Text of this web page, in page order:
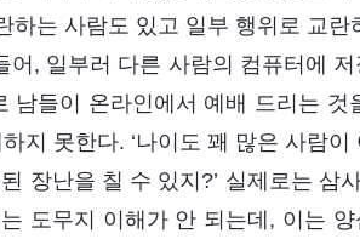
하는 사람도 있고 일부 행위로 교란
, 일부러 다른 사람의 컴퓨터에 저
들이 온라인에서 예배 드리는 것
지 못한다. ‘나이도 꽤 많은 사람이
장난을 칠 수 있지?’ 실제로는 삼
도무지 이해가 안 되는데, 이는